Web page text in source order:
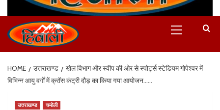
HOME उत्तराखण्ड
खेल विभाग और स्वीप की ओर से स्पोर्ट्स स्टेडियम गोपेश्वर में
विभिन्न आयु वर्गों में क्रॉस कंट्री दौड़ का किया गया आयोजन……
उत्तराखण्ड चमोली